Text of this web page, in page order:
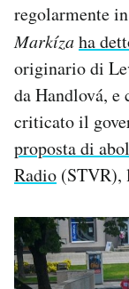
regolarmente
Markízaha
originario di
da Handlová, e
criticato il
proposta di
Radio (STVR),